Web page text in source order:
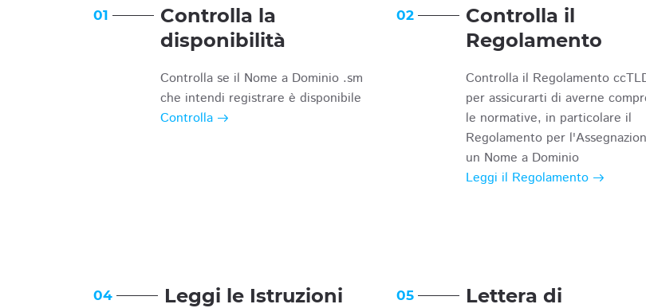
01
Controlla la
disponibilità
Controlla se il Nome a Dominio .sm
che intendi registrare è disponibile
Controlla
02
Controlla il
Regolamento
Controlla il Regolamento
per assicurarti di averne
le normative, in particolare il
Regolamento per
un Nome a Dominio
Leggi il Regolamento
04 Leggi le Istruzioni 05
Lettera di